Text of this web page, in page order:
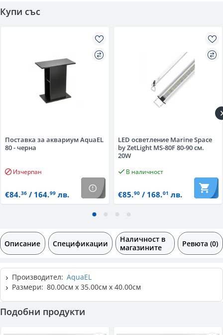
Купи със
Поставка за аквариум AquaEL
80 - черна
Изчерпан
€84.36/ 164.99лв.
LED осветление Marine Space
by ZetLight MS-80F 80-90 см.
20W
В наличност
€85.90/ 168.01 лв.
Описание Спецификации
Наличност в
магазините
Ревюта (0)
Производител: AquaEL
Размери: 80.00см x 35.00см x 40.00см
Подобни продукти